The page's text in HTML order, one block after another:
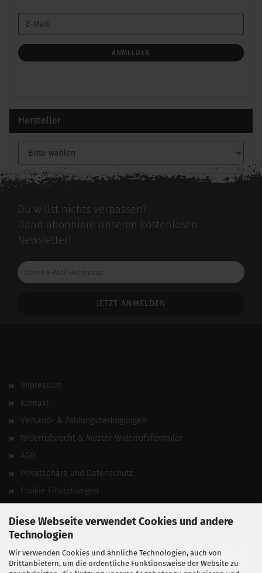
Diese Webseite verwendet Cookies und andere
Technologien
Wir verwenden Cookies und ähnliche Technologien, auch von
Drittanbietern, um die ordentliche Funktionsweise der Website zu
ZUR
ANMELDUNG
E-
Mail
ANMELDEN
Hersteller
Du willst nichts verpassen?
Dann abonniere unseren kostenlosen
Newsletter!
Deine
E-
Impressum
Kontakt
Versand- & Zahlungsbedingungen
Widerrufsrecht & Muster-Widerrufsformular
AGB
Privatsphäre und Datenschutz
Cookie Einstellungen
Vertrag widerrufen